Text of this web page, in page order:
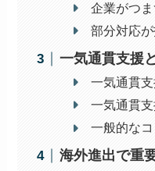
企業がつ
部分対応
一気通貫支援
一気通貫
一気通貫
一般的な
海外進出で重